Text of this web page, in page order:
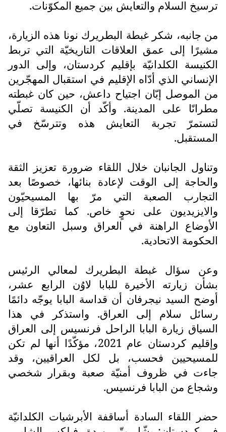
ترسيخ السلام والتعايش بين جميع المكوّنات.
من جانبه، شكر غبطة البطريرك نونا هذه الزيارة،
مشيرًا إلى عمق العلاقات التاريخيّة التي تربط
الكنيسة الكلدانيّة بإقليم كردستان، وإلى الدور
الإنساني الذي أدّاه الإقليم في استقبال المهجّرين
من الموصل إبّان اجتياح داعش، حين كان غبطته
مطرانًا على المدينة. وأكّد أن الكنيسة تصلّي
لتستمرّ تجربة التعايش هذه وتترسّخ في
المستقبل.
وتناول الجانبان خلال اللقاء ضرورة تعزيز الثقة
والحاجة إلى الوقت لإعادة بنائها، خصوصًا بعد
التجارب الصعبة التي مرّ بها المسيحيّون
والايزيديون على نحوٍ خاص. كما تطرّقا إلى
الأوضاع الراهنة في العراق وسبل التعاون مع
الحكومة الاتحادية.
وعن سؤال غبطة البطريرك لمعالي الرئيس
بشأن زيارته الأخيرة للبابا لاوُن الرابع عشر،
أوضح السيد نيجرفان أن قداسة البابا يوجّه دائمًا
رسائل سلام إلى العراق. واستذكر في هذا
السياق زيارة البابا الراحل فرنسيس إلى العراق
وإقليم كردستان عام 2021، مؤكّدًا أنها لم تكن
للمسيحيين فحسب، بل لكل العراقيين، وقد
جاءت في ظروف أمنيّة صعبة وبقرار شخصي
وشجاع من البابا فرنسيس.
حضر اللقاء السادة أساقفة الأبرشيات الكلدانيّة